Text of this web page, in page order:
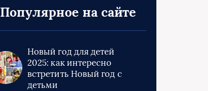
Популярное на сайте
Новый год для детей
2025: как интересно
встретить Новый год с
детьми